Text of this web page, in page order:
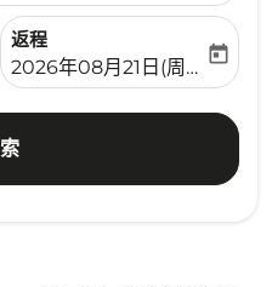
aria-label
返程
fc-booking-return-date-
2026年08月21日(周五)
today